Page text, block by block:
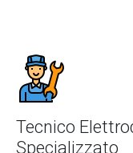
Tecnico
Specializzato